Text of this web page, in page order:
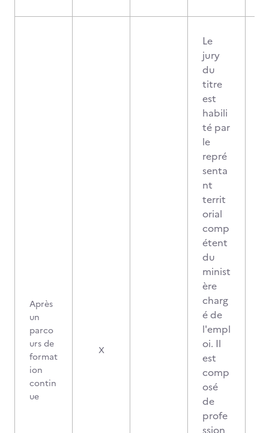
Après
un
parco
urs de
format
ion
contin
ue
X
Le
jury
du
titre
est
habili
té par
le
repré
senta
nt
territ
orial
comp
étent
du
minist
ère
charg
é de
l'empl
oi. Il
est
comp
osé
de
profe
ssion